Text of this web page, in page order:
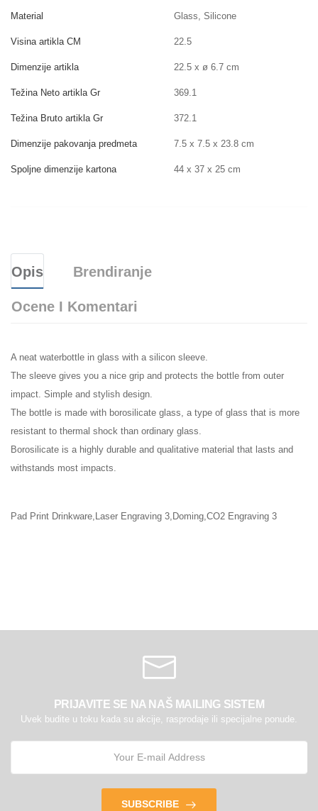
Material Glass, Silicone
Visina artikla CM 22.5
Dimenzije artikla 22.5 x ø 6.7 cm
Težina Neto artikla Gr 369.1
Težina Bruto artikla Gr 372.1
Dimenzije pakovanja predmeta 7.5 x 7.5 x 23.8 cm
Spoljne dimenzije kartona 44 x 37 x 25 cm
Opis Brendiranje
Ocene I Komentari
A neat waterbottle in glass with a silicon sleeve.
The sleeve gives you a nice grip and protects the bottle from outer
impact. Simple and stylish design.
The bottle is made with borosilicate glass, a type of glass that is more
resistant to thermal shock than ordinary glass.
Borosilicate is a highly durable and qualitative material that lasts and
withstands most impacts.
Pad Print Drinkware,Laser Engraving 3,Doming,CO2 Engraving 3
PRIJAVITE SE NA NAŠ MAILING SISTEM
Uvek budite u toku kada su akcije, rasprodaje ili specijalne ponude.
SUBSCRIBE